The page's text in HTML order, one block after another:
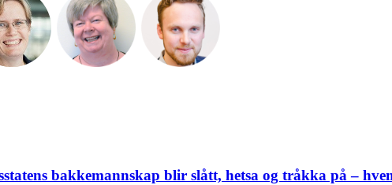
bakkemannskap blir slått, hetsa og tråkka på –